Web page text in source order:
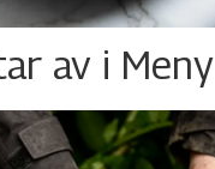
av i Meny